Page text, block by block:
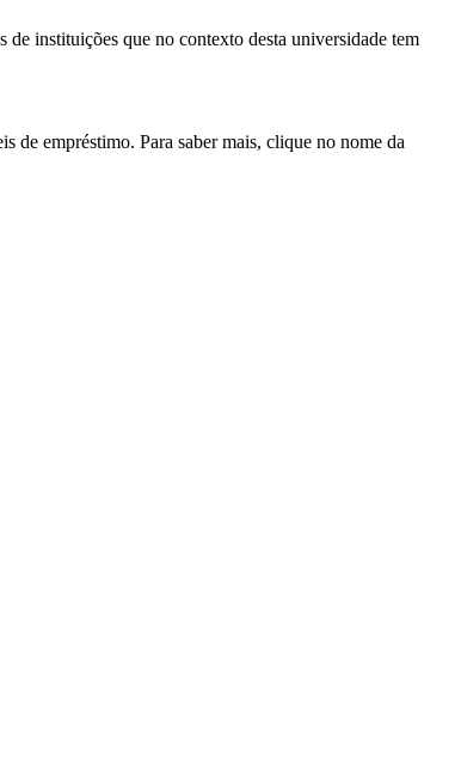
de instituições que no contexto desta universidade tem
de empréstimo. Para saber mais, clique no nome da